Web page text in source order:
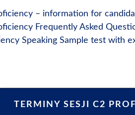
– information for
Frequently Asked
Speaking Sample test with
TERMINY SESJI C2